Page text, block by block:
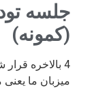
جلسه
(کمونه)
4 بالاخره
میزبان ما